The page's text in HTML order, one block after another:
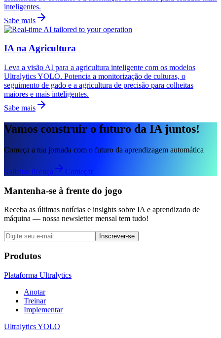
inteligentes.
Sabe mais
IA na Agricultura
Leva a visão AI para a agricultura inteligente com os modelos
Ultralytics YOLO. Potencia a monitorização de culturas, o
seguimento de gado e a agricultura de precisão para colheitas
maiores e mais inteligentes.
Sabe mais
Vamos construir o futuro da IA juntos!
Começa a tua jornada com o futuro da aprendizagem automática
Solicitar licença Começar
Mantenha-se à frente do jogo
Receba as últimas notícias e insights sobre IA e aprendizado de
máquina — nossa newsletter mensal tem tudo!
Inscrever-se
Produtos
Plataforma Ultralytics
Anotar
Treinar
Implementar
Ultralytics YOLO